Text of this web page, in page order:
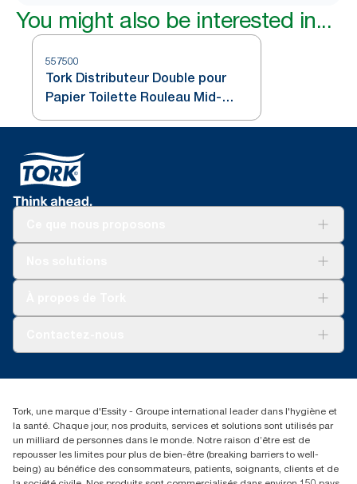
You might also be interested in...
557500
Tork Distributeur Double pour
Papier Toilette Rouleau Mid-
Size Blanc T6
+216 71 11 60 00
52 Rue 8601 ZI CHARGUIA 1
BP194.Tunis, Tunisie
Tork, une marque d'Essity - Groupe international leader dans l'hygiène et
la santé. Chaque jour, nos produits, services et solutions sont utilisés par
un milliard de personnes dans le monde. Notre raison d’être est de
repousser les limites pour plus de bien-être (breaking barriers to well-
being) au bénéfice des consommateurs, patients, soignants, clients et de